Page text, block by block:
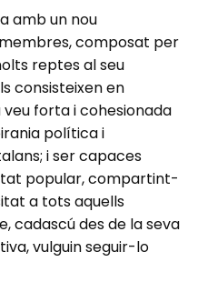
amb un nou
composat per
reptes al seu
consisteixen en
veu forta i cohesionada
política i
i ser capaces
popular, compartint-
a tots aquells
cadascú des de la seva
vulguin seguir-lo